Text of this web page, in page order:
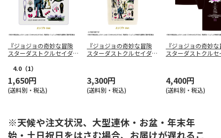
『ジョジョの奇妙な冒険
スターダストクルセイダー
タオル エジプトver.
4.0 （1）
1,650円
(送料別・税込)
『ジョジョの奇妙な冒険
スターダストクルセイダー
3,300円
(送料別・税込)
『ジョジョの奇妙
スターダストクルセ
4,400円
(送料別・税込)
※天候や注文状況、大型連休・お盆・年末年
始・土日祝日をはさむ場合、お届けが遅れるこ